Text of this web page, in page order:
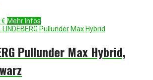
€ Aktueller
Preis
Mehr Infos
Pullunder Max Hybrid,